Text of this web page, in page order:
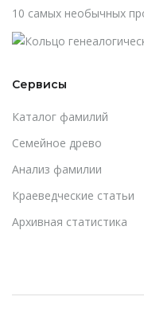
10 самых необычных
Сервисы
Каталог фамилий
Cемейное древо
Анализ фамилии
Краеведческие статьи
Архивная статистика